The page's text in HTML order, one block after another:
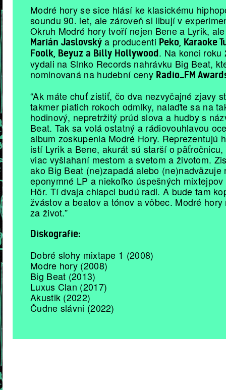
Modré hory se sice hlásí ke klasickému
soundu 90. let, ale zároveň si libují v
Okruh Modré hory tvoří nejen Bene a Lyrik,
Marián Jaslovskýa producenti Peko, Karaoke
Foolk, Beyuz a Billy Hollywood. Na konci roku
vydali na Slnko Records nahrávku Big Beat,
nominovaná na hudební ceny Radio_FM
“Ak máte chuť zistiť, čo dva nezvyčajné zjavy
takmer piatich rokoch odmlky, nalaďte sa na
hodinový, nepretržitý prúd slova a hudby s
Beat. Tak sa volá ostatný a rádiovouhlavou
album zoskupenia Modré Hory. Reprezentujú
istí Lyrik a Bene, akurát sú starší o päťročnicu,
viac vyšlahaní mestom a svetom a životom.
ako Big Beat (ne)zapadá alebo (ne)nadväzuje
eponymné LP a niekoľko úspešných
Hôr. Tí dvaja chlapci budú radi. A bude tam
žvástov a beatov a tónov a vôbec. Modré hory
za život.”
Diskografie:
Dobré slohy mixtape 1 (2008)
Modre hory (2008)
Big Beat (2013)
Luxus Clan (2017)
Akustik (2022)
Čudne slávni (2022)